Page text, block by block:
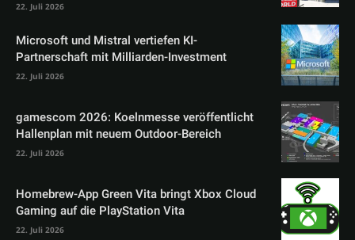
22. Juli 2026
Microsoft und Mistral vertiefen KI-
Partnerschaft mit Milliarden-Investment
22. Juli 2026
gamescom 2026: Koelnmesse veröffentlicht
Hallenplan mit neuem Outdoor-Bereich
22. Juli 2026
Homebrew-App Green Vita bringt Xbox Cloud
Gaming auf die PlayStation Vita
22. Juli 2026